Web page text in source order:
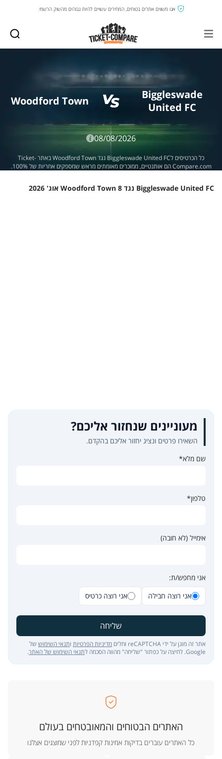
אנו משווים אתרים בטוחים, המחירים עשויים להיות גבוהים מהשוק הרשמי.
Biggleswade
United FC
Woodford Town
08/08/2026
כל הכרטיסים לBiggleswade United FC נגד Woodford Town באתר Ticket-
Compare.com הם אותנטיים, ממוכרים מאומתים מראש שמספקים אחריות של 100%.
Biggleswade United FC נגד Woodford Town 8 אוג' 2026
מעוניינים שנחזור אליכם?
השאירו פרטים ונציג יחזור אליכם בהקדם.
שם מלא*
טלפון*
אימייל (לא חובה)
אני מחפש/ת:
אני רוצה חבילה
אני רוצה כרטיס
שליחה
אתר זה מוגן על ידי reCAPTCHA וחלים מדיניות הפרטיות ותנאי השימוש של
Google. לחיצה על כפתור "שליחה" מהווה הסכמה ל
תנאי השימוש של האתר.
האתרים הבטוחים והמאובטחים בעולם
כל האתרים עוברים בדיקות אמינות קפדניות לפני שמוצגים אצלנו